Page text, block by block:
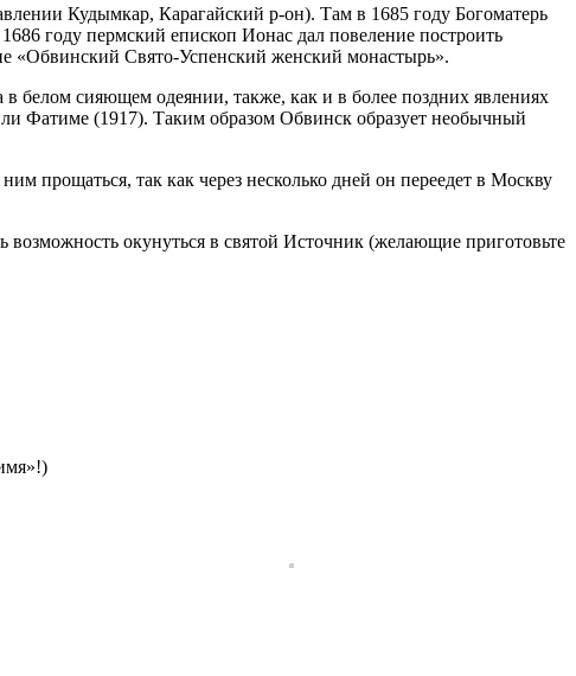
Кудымкар, Карагайский р-он). Там в 1685 году Богоматерь
году пермский епископ Ионас дал повеление построить
«Обвинский Свято-Успенский женский монастырь».
белом сияющем одеянии, также, как и в более поздних явлениях
Фатиме (1917). Таким образом Обвинск образует необычный
прощаться, так как через несколько дней он переедет в Москву
возможность окунуться в святой Источник (желающие приготовьте